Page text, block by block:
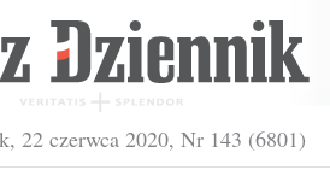
22 czerwca 2020, Nr 143 (6801)